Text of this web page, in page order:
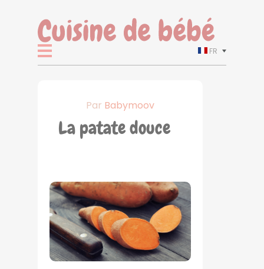
FR
Par Babymoov
La patate douce